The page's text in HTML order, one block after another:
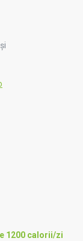
1200 calorii/zi